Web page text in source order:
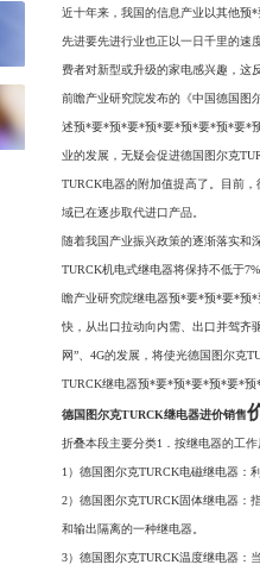
近十年来，我国的信息产业以其他
先进要先进行业也正以一日千里的速
费者对新型或升级的家电感兴趣，这
前瞻产业研究院发布的《中国德国
述预*要*预*要*预*要*预*要*预*要*
业的发展，无疑会促进德国图尔克
TURCK电器的附加值提高了。目前
域已在逐步取代进口产品。
随着我国产业振兴政策的逐渐落实和
TURCK机电式继电器将保持不低于
瞻产业研究院继电器预*要*预*要*预*
快，从出口拉动向内需、出口并驾齐
网”、4G的发展，将使光德国图尔克
TURCK继电器预*要*预*要*预*要*预
德国图尔克TURCK继电器进价销售
折叠本段主要分类1．按继电器的工
1）德国图尔克TURCK电磁继电器：
2）德国图尔克TURCK固体继电器
和输出隔离的一种继电器。
3）德国图尔克TURCK温度继电器：